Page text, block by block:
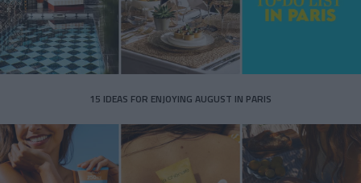
15 IDEAS FOR ENJOYING AUGUST IN PARIS